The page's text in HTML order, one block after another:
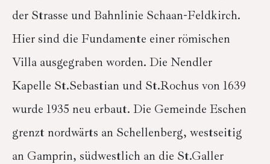
der Strasse und Bahnlinie Schaan-Feldkirch.
Hier sind die Fundamente einer römischen
Villa ausgegraben worden. Die Nendler
Kapelle St.Sebastian und St.Rochus von 1639
wurde 1935 neu erbaut. Die Gemeinde Eschen
grenzt nordwärts an Schellenberg, westseitig
an Gamprin, südwestlich an die St.Galler